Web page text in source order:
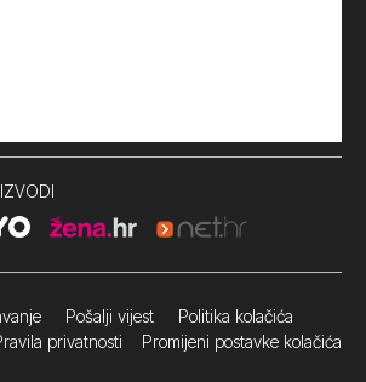
Pošalji vijest Politika kolačića
privatnosti Promijeni postavke kolačića